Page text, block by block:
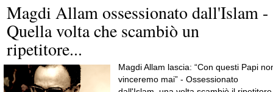
Magdi Allam ossessionato dall'Islam -
Quella volta che scambiò un
ripetitore...
Magdi Allam lascia: “Con questi Papi
vinceremo mai” - Ossessionato